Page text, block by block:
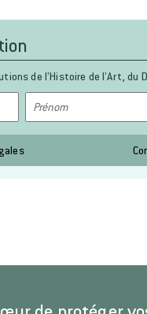
de l’Histoire de l’Art, du